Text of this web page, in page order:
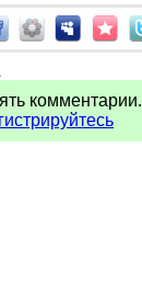
комментарии.